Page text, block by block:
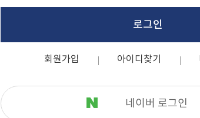
로그인
회원가입 아이디찾기
네이버 로그인